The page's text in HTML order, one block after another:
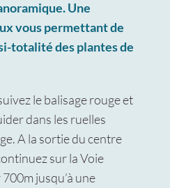
Une
vous permettant de
totalité des plantes de
le balisage rouge et
dans les ruelles
A la sortie du centre
sur la Voie
jusqu’à une